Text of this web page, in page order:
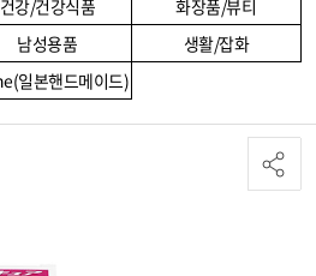
건강/건강식품
화장품/뷰티
남성용품
생활/잡화
일본핸드메이드)